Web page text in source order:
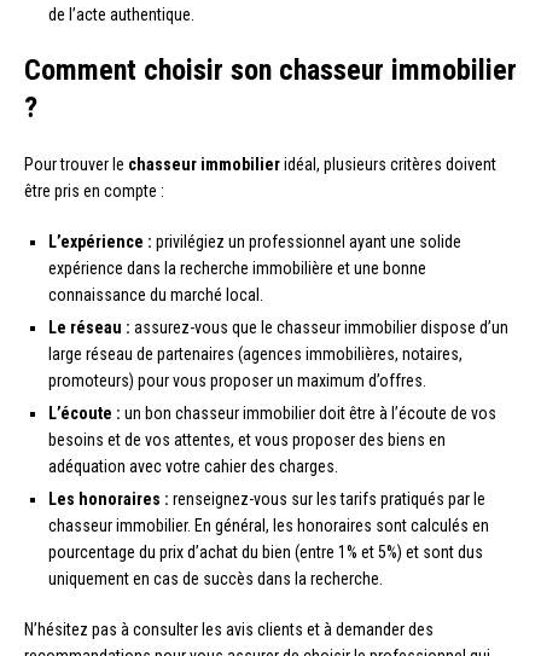
de l’acte authentique.
Comment choisir son chasseur immobilier
?
Pour trouver le chasseur immobilieridéal, plusieurs critères doivent
être pris en compte :
L’expérience : privilégiez un professionnel ayant une solide
expérience dans la recherche immobilière et une bonne
connaissance du marché local.
Le réseau : assurez-vous que le chasseur immobilier dispose d’un
large réseau de partenaires (agences immobilières, notaires,
promoteurs) pour vous proposer un maximum d’offres.
L’écoute : un bon chasseur immobilier doit être à l’écoute de vos
besoins et de vos attentes, et vous proposer des biens en
adéquation avec votre cahier des charges.
Les honoraires : renseignez-vous sur les tarifs pratiqués par le
chasseur immobilier. En général, les honoraires sont calculés en
pourcentage du prix d’achat du bien (entre 1% et 5%) et sont dus
uniquement en cas de succès dans la recherche.
N’hésitez pas à consulter les avis clients et à demander des